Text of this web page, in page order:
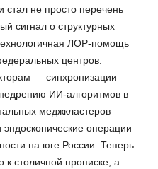
стал не просто перечень
сигнал о структурных
ЛОР-помощь
центров.
— синхронизации
ИИ-алгоритмов в
меджкластеров —
операции
на юге России. Теперь
к столичной прописке, а